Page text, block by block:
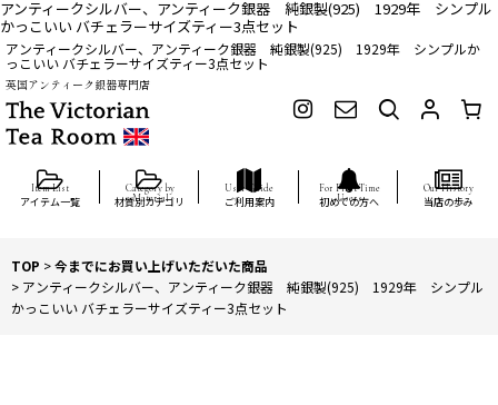
アンティークシルバー、アンティーク銀器 純銀製(925) 1929年 シンプル
かっこいい バチェラーサイズティー3点セット
アンティークシルバー、アンティーク銀器 純銀製(925) 1929年 シンプルか
っこいい バチェラーサイズティー3点セット
英国アンティーク銀器専門店
アイテム一覧 材質別カテゴリ ご利用案内 初めての方へ 当店の歩み
TOP >今までにお買い上げいただいた商品
> アンティークシルバー、アンティーク銀器 純銀製(925) 1929年 シンプル
かっこいい バチェラーサイズティー3点セット